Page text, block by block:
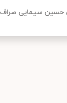
سیمایی صراف